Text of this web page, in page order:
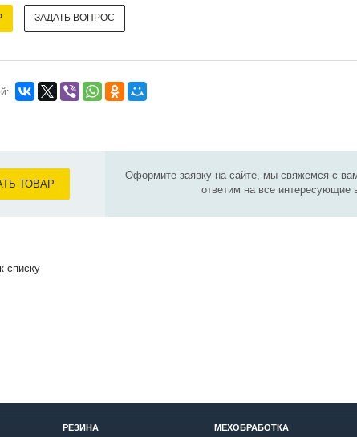
ЗАДАТЬ ВОПРОС
ТОВАР
Оформите заявку на сайте, мы свяжемся с
ответим на все интересующие
списку
РЕЗИНА МЕХОБРАБОТКА